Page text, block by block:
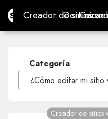
Site.proCreador de sitios
Creador de sitios
Dominios
Dominios
Categoría
¿Cómo editar mi
Creador de sitios